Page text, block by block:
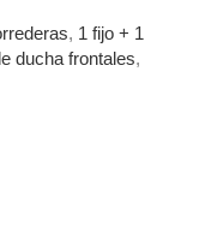
, 1 fijo + 1
ducha frontales,